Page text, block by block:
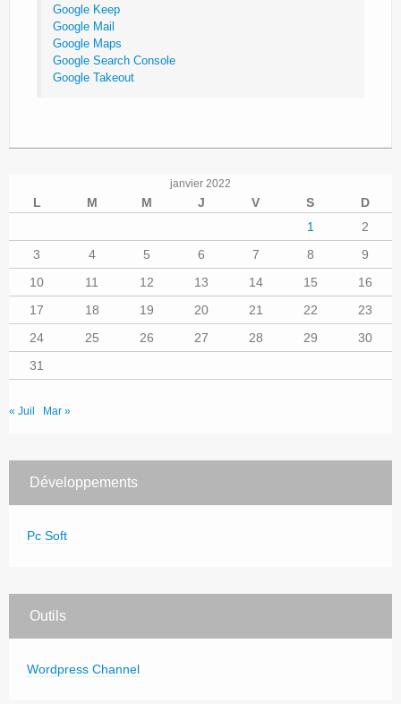
Google Keep
Google Mail
Google Maps
Google Search Console
Google Takeout
janvier 2022
L M M J V S
D
1
2
3
4 5 6 7 8
9
10
11 12 13 14 15
16
17
18 19 20 21 22
23
24
25 26 27 28 29
30
31
« Juil Mar »
Développements
Pc Soft
Outils
Wordpress Channel